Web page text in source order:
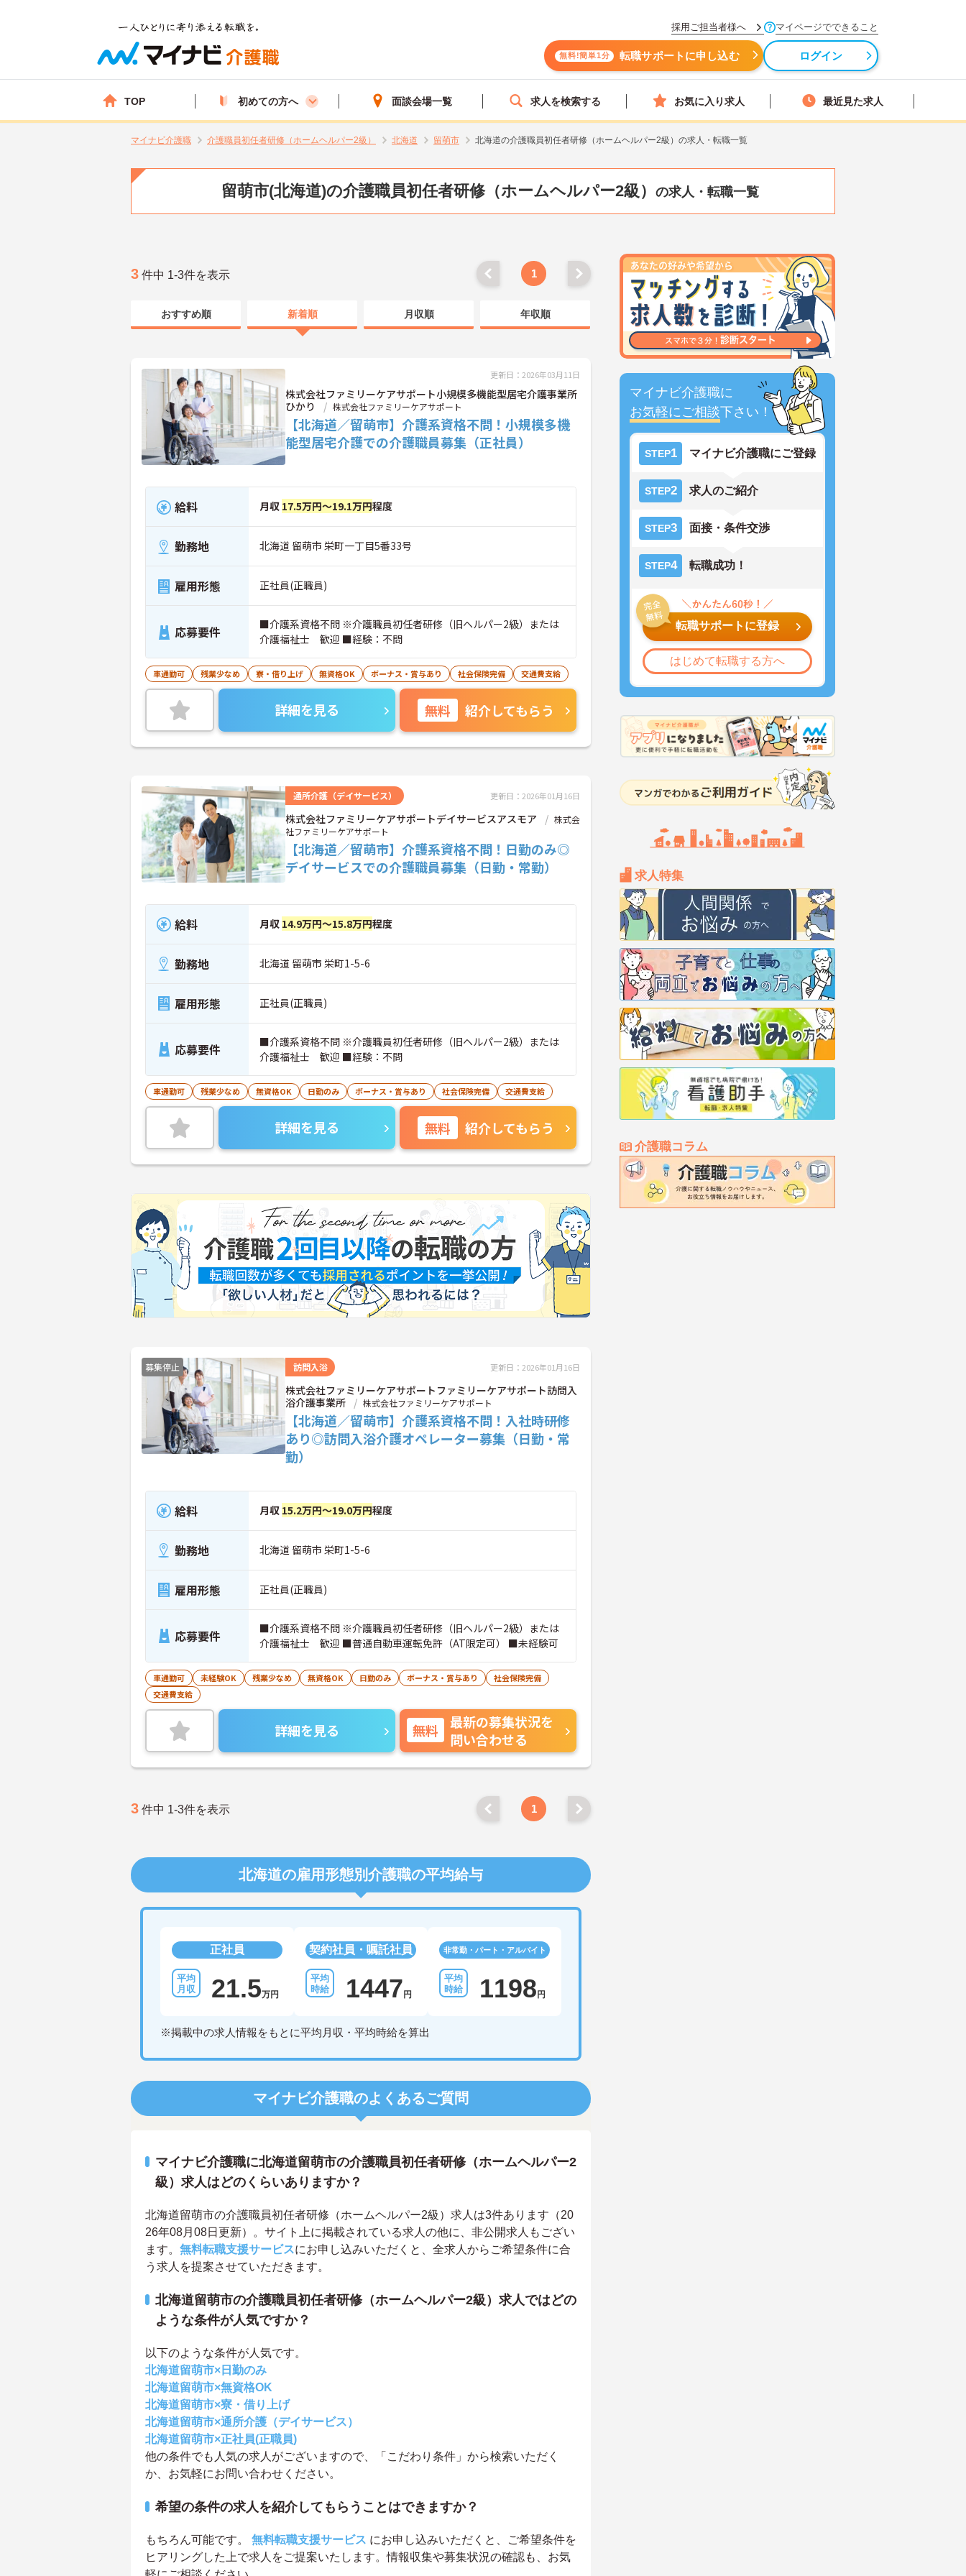
採用ご担当者様へ マイページでできること
無料!簡単1分 転職サポートに申し込む ログイン
TOP 初めての方へ 面談会場一覧 求人を検索する お気に入り求人 最近見た求人
マイナビ介護職 介護職員初任者研修（ホームヘルパー2級） 北海道 留萌市 北海道の介護職員初任者研修（ホームヘルパー2級）の求人・転職一覧
留萌市(北海道)の介護職員初任者研修（ホームヘルパー2級） の求人・転職一覧
マイナビ介護職に
お気軽にご相談下さい！
STEP1 マイナビ介護職にご登録
STEP2 求人のご紹介
STEP3 面接・条件交渉
STEP4 転職成功！
転職サポートに登録
はじめて転職する方へ
求人特集
介護職コラム
3 件中 1-3件を表示 1
おすすめ順 新着順 月収順 年収順
更新日：2026年03月11日
株式会社ファミリーケアサポート小規模多機能型居宅介護事業所
ひかり
株式会社ファミリーケアサポート
【北海道／留萌市】介護系資格不問！小規模多機
能型居宅介護での介護職員募集（正社員）
給料 月収 17.5万円～19.1万円程度
勤務地 北海道 留萌市 栄町一丁目5番33号
雇用形態 正社員(正職員)
応募要件
■介護系資格不問 ※介護職員初任者研修（旧ヘルパー2級）または
介護福祉士 歓迎 ■経験：不問
車通勤可 残業少なめ 寮・借り上げ 無資格OK ボーナス・賞与あり 社会保険完備 交通費支給
詳細を見る 無料 紹介してもらう
通所介護（デイサービス） 更新日：2026年01月16日
株式会社ファミリーケアサポートデイサービスアスモア
株式会
社ファミリーケアサポート
【北海道／留萌市】介護系資格不問！日勤のみ◎
デイサービスでの介護職員募集（日勤・常勤）
給料 月収 14.9万円～15.8万円程度
勤務地 北海道 留萌市 栄町1-5-6
雇用形態 正社員(正職員)
応募要件
■介護系資格不問 ※介護職員初任者研修（旧ヘルパー2級）または
介護福祉士 歓迎 ■経験：不問
車通勤可 残業少なめ 無資格OK 日勤のみ ボーナス・賞与あり 社会保険完備 交通費支給
詳細を見る 無料 紹介してもらう
募集停止 訪問入浴 更新日：2026年01月16日
株式会社ファミリーケアサポートファミリーケアサポート訪問入
浴介護事業所
株式会社ファミリーケアサポート
【北海道／留萌市】介護系資格不問！入社時研修
あり◎訪問入浴介護オペレーター募集（日勤・常
勤）
給料 月収 15.2万円～19.0万円程度
勤務地 北海道 留萌市 栄町1-5-6
雇用形態 正社員(正職員)
応募要件
■介護系資格不問 ※介護職員初任者研修（旧ヘルパー2級）または
介護福祉士 歓迎 ■普通自動車運転免許（AT限定可） ■未経験可
車通勤可 未経験OK 残業少なめ 無資格OK 日勤のみ ボーナス・賞与あり
社会保険完備
交通費支給
詳細を見る 無料
最新の募集状況を
問い合わせる
3 件中 1-3件を表示 1
北海道の雇用形態別介護職の平均給与
正社員
21.5万円
契約社員・嘱託社員
1447円
非常勤・パート・アルバイト
1198円
※掲載中の求人情報をもとに平均月収・平均時給を算出
マイナビ介護職のよくあるご質問
マイナビ介護職に北海道留萌市の介護職員初任者研修（ホームヘルパー2
級）求人はどのくらいありますか？
北海道留萌市の介護職員初任者研修（ホームヘルパー2級）求人は3件あります（20
26年08月08日更新）。サイト上に掲載されている求人の他に、非公開求人もござい
ます。 無料転職支援サービスにお申し込みいただくと、全求人からご希望条件に合
う求人を提案させていただきます。
北海道留萌市の介護職員初任者研修（ホームヘルパー2級）求人ではどの
ような条件が人気ですか？
以下のような条件が人気です。
北海道留萌市×日勤のみ
北海道留萌市×無資格OK
北海道留萌市×寮・借り上げ
北海道留萌市×通所介護（デイサービス）
北海道留萌市×正社員(正職員)
他の条件でも人気の求人がございますので、「こだわり条件」から検索いただく
か、お気軽にお問い合わせください。
希望の条件の求人を紹介してもらうことはできますか？
もちろん可能です。 無料転職支援サービス にお申し込みいただくと、ご希望条件を
ヒアリングした上で求人をご提案いたします。情報収集や募集状況の確認も、お気